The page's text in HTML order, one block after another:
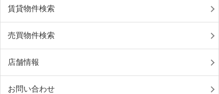
賃貸物件検索
売買物件検索
店舗情報
お問い合わせ